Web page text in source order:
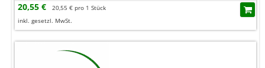
20,55 €
20,55 € pro 1 Stück
inkl. gesetzl. MwSt.